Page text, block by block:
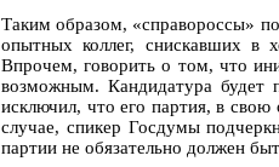
Таким образом, «справороссы»
опытных коллег, снискавших в
Впрочем, говорить о том, что
возможным. Кандидатура будет
исключил, что его партия, в
случае, спикер Госдумы
партии не обязательно должен